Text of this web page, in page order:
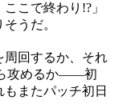
こで終わり!?」
うだ。
周回するか、それ
攻めるか——初
またパッチ初日